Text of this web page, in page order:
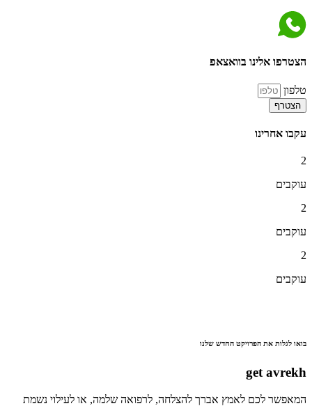
הצטרפו אלינו בוואצאפ
טלפון
הצטרף
עקבו אחרינו
2
עוקבים
2
עוקבים
2
עוקבים
בואו לגלות את הפרויקט החדש שלנו
get avrekh
המאפשר לכם לאמץ אברך להצלחה, לרפואה שלמה, או לעילוי נשמת